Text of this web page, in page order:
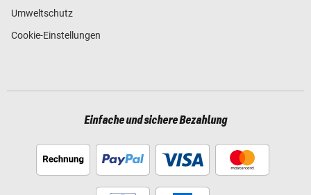
Umweltschutz
Cookie-Einstellungen
Einfache und sichere Bezahlung